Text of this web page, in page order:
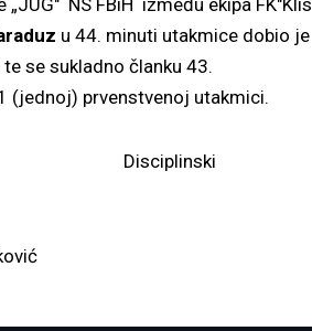
u 44. minuti utakmice dobio je
se sukladno članku 43.
(jednoj) prvenstvenoj utakmici.